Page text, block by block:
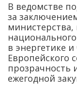
В ведомстве
за
министерства,
в энергетике
Европейского
прозрачность
ежегодной